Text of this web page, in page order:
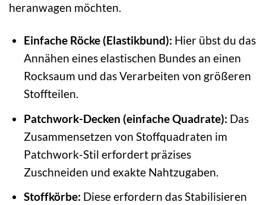
heranwagen möchten.
Einfache Röcke (Elastikbund): Hier übst du das
Annähen eines elastischen Bundes an einen
Rocksaum und das Verarbeiten von größeren
Stoffteilen.
Patchwork-Decken (einfache Quadrate): Das
Zusammensetzen von Stoffquadraten im
Patchwork-Stil erfordert präzises
Zuschneiden und exakte Nahtzugaben.
Stoffkörbe: Diese erfordern das Stabilisieren